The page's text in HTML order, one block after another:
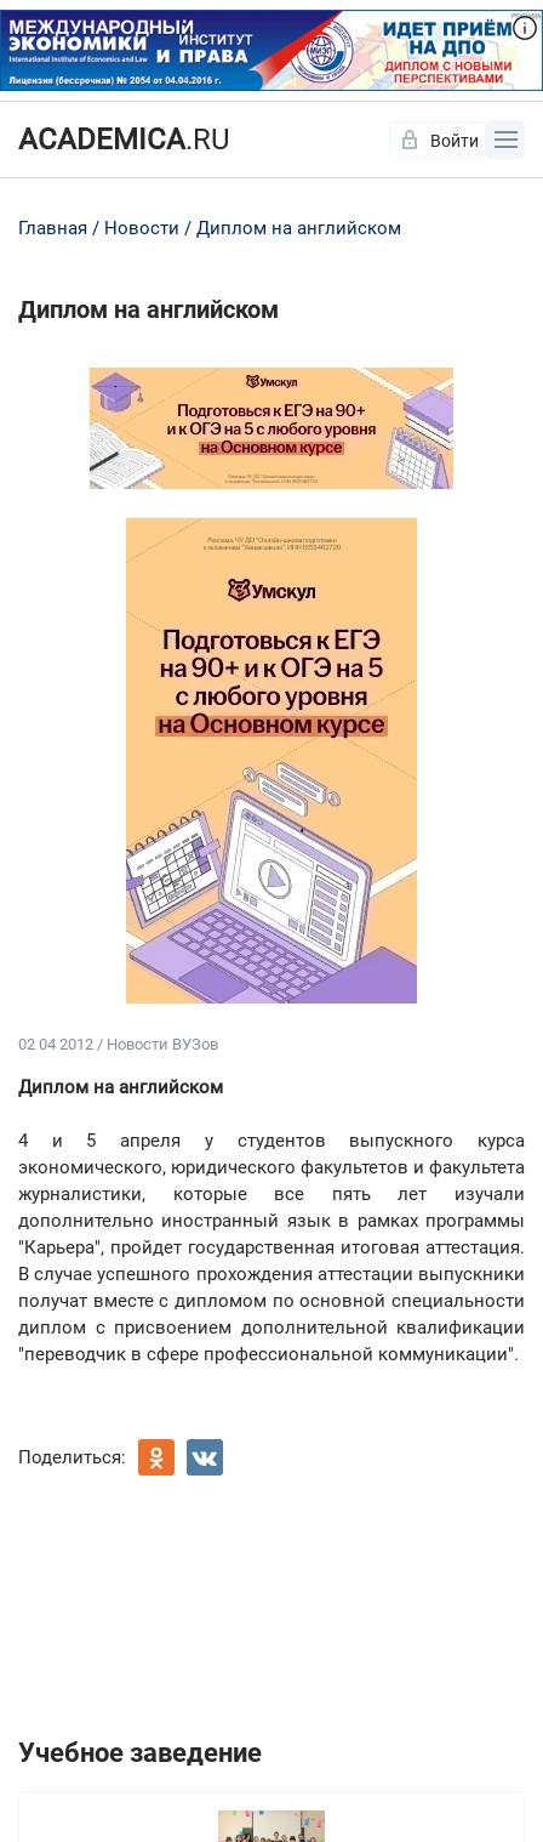
ACADEMICA.RU Войти
Главная Новости Диплом на английском
Диплом на английском
02 04 2012 / Новости ВУЗов
Диплом на английском
4 и 5 апреля у студентов выпускного курса
экономического, юридического факультетов и факультета
журналистики, которые все пять лет изучали
дополнительно иностранный язык в рамках программы
"Карьера", пройдет государственная итоговая аттестация.
В случае успешного прохождения аттестации выпускники
получат вместе с дипломом по основной специальности
диплом с присвоением дополнительной квалификации
"переводчик в сфере профессиональной коммуникации".
Поделиться:
Учебное заведение
Да Нет